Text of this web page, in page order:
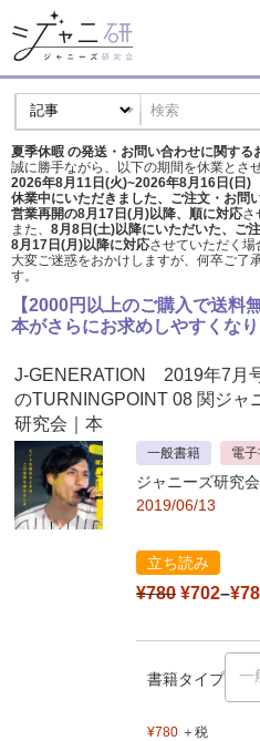
夏季休暇 の発送・お問い合わせに関する
誠に勝手ながら、以下の期間を休業とさ
2026年8月11日(火)~2026年8月16日(日)
休業中にいただきました、ご注文・お問
営業再開の8月17日(月)以降、順に対応さ
また、 8月8日(土)以降にいただいた、ご注
8月17日(月)以降に対応させていただく場
大変ご迷惑をおかけしますが、 何卒ご了
す。
【2000円以上のご購入で送料
本がさらにお求めしやすくなり
J-GENERATION 2019年7月
のTURNINGPOINT 08 関ジ
研究会｜本
一般書籍 電
ジャニーズ研究会
2019/06/13
立ち読み
¥780 ¥702–
書籍タイプ
¥780 ＋税